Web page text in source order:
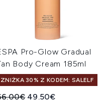
Pro-Glow Gradual
Body Cream 185ml
ZNIŻKA 30% Z KODEM: SALELF
cena
Aktualna cena:
49.50€